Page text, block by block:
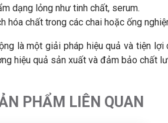
dạng lỏng như tinh chất, serum.
hóa chất trong các chai hoặc ống
là một giải pháp hiệu quả và tiện
hiệu quả sản xuất và đảm bảo chất
PHẨM LIÊN QUAN